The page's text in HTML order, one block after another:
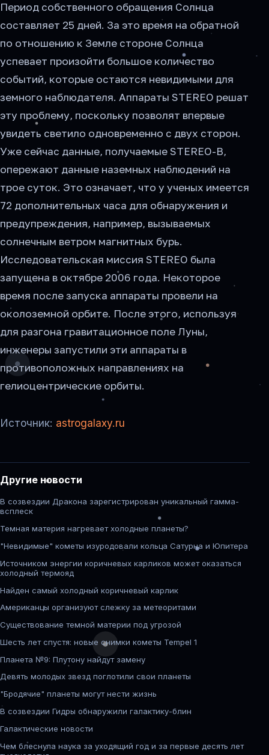
Период собственного обращения Солнца
составляет 25 дней. За это время на обратной
по отношению к Земле стороне Солнца
успевает произойти большое количество
событий, которые остаются невидимыми для
земного наблюдателя. Аппараты STEREO решат
эту проблему, поскольку позволят впервые
увидеть светило одновременно с двух сторон.
Уже сейчас данные, получаемые STEREO-B,
опережают данные наземных наблюдений на
трое суток. Это означает, что у ученых имеется
72 дополнительных часа для обнаружения и
предупреждения, например, вызываемых
солнечным ветром магнитных бурь.
Исследовательская миссия STEREO была
запущена в октябре 2006 года. Некоторое
время после запуска аппараты провели на
околоземной орбите. После этого, используя
для разгона гравитационное поле Луны,
инженеры запустили эти аппараты в
противоположных направлениях на
гелиоцентрические орбиты.
Источник: astrogalaxy.ru
Другие новости
В созвездии Дракона зарегистрирован уникальный гамма-
всплеск
Темная материя нагревает холодные планеты?
"Невидимые" кометы изуродовали кольца Сатурна и Юпитера
Источником энергии коричневых карликов может оказаться
холодный термояд
Найден самый холодный коричневый карлик
Американцы организуют слежку за метеоритами
Существование темной материи под угрозой
Шесть лет спустя: новые снимки кометы Tempel 1
Планета №9: Плутону найдут замену
Девять молодых звезд поглотили свои планеты
"Бродячие" планеты могут нести жизнь
В созвездии Гидры обнаружили галактику-блин
Галактические новости
Чем блеснула наука за уходящий год и за первые десять лет